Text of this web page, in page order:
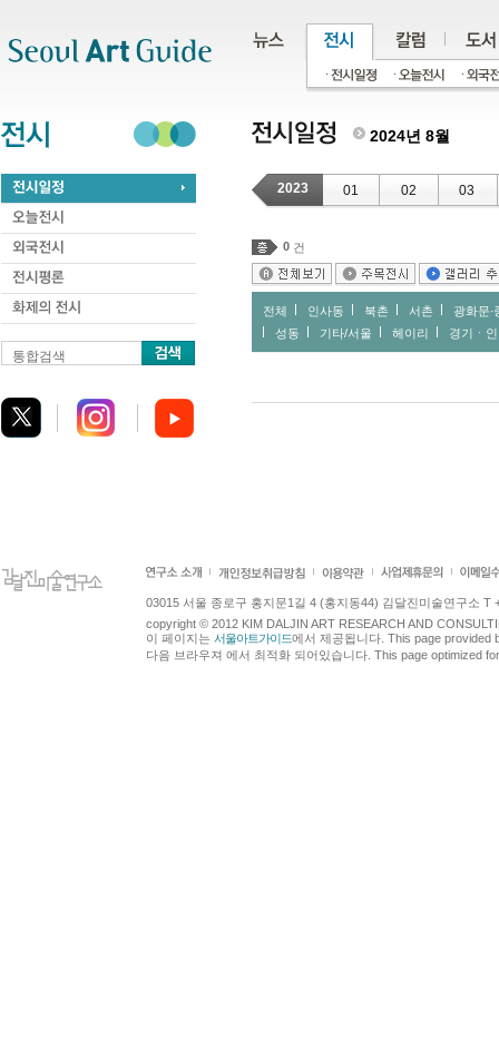
통합검색
2024년 8월
2023 01 02 03
0 건
전체 인사동 북촌 서촌
광화문∙
성동
기타/서울 헤이리 경기ㆍ
03015 서울 종로구 홍지문1길 4 (홍지동44) 김달진미술연구소 T
copyright © 2012 KIM DALJIN ART RESEARCH AND
이 페이지는 서울아트가이드에서 제공됩니다. This page provided
다음 브라우져 에서 최적화 되어있습니다. This page optimized